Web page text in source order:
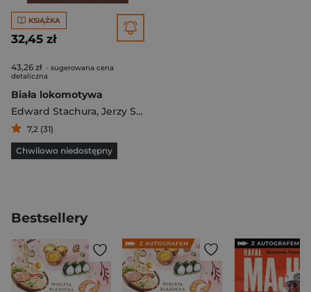
KSIĄŻKA
32,45 zł
43,26 zł - sugerowana cena
detaliczna
Biała lokomotywa
Edward Stachura, Jerzy Satanowski
7,2 (31)
Chwilowo niedostępny
Bestsellery